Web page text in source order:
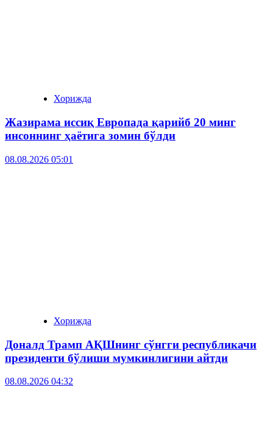
Хорижда
Жазирама иссиқ Европада қарийб 20 минг
инсоннинг ҳаётига зомин бўлди
08.08.2026 05:01
Хорижда
Доналд Трамп АҚШнинг сўнгги республикачи
президенти бўлиши мумкинлигини айтди
08.08.2026 04:32